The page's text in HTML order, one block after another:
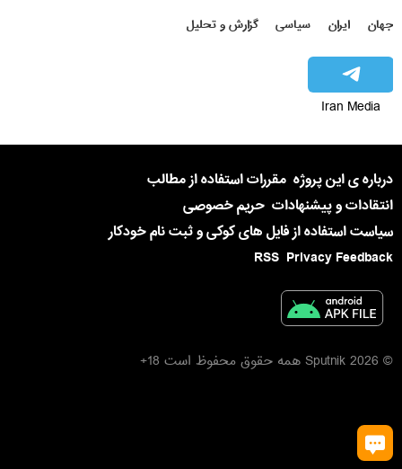
جهان ایران سیاسی گزارش و تحلیل
Iran Media
درباره ی این پروژه مقررات استفاده از مطالب
انتقادات و پیشنهادات حریم خصوصی
سیاست استفاده از فایل های کوکی و ثبت نام خودکار
Privacy Feedback
RSS
© 2026 Sputnik همه حقوق محفوظ است 18+